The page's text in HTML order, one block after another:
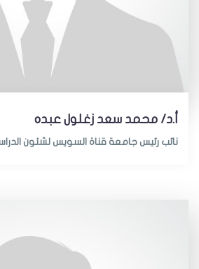
أ.د/ محمد سعد زغلول عبده
نائب رئيس جامعة قناة السويس لشئون